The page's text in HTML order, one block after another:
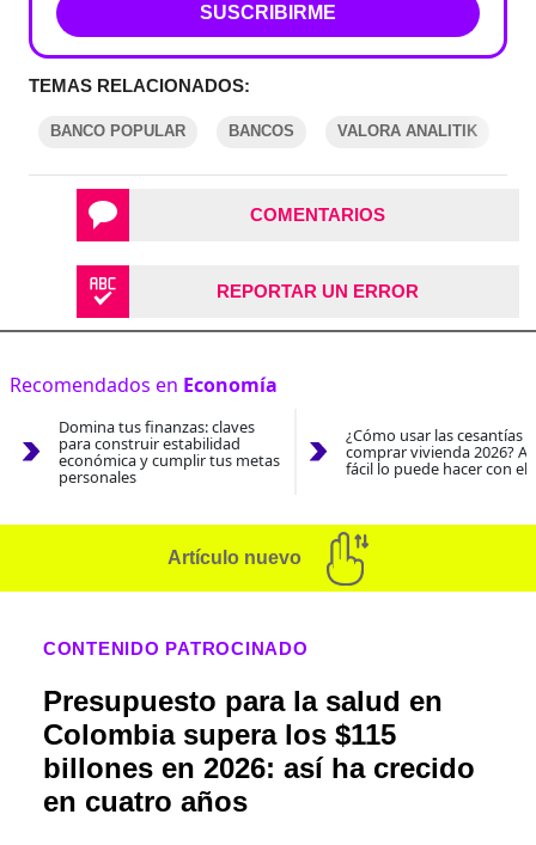
SUSCRIBIRME
TEMAS RELACIONADOS:
BANCO POPULAR BANCOS VALORA ANALITIK
COMENTARIOS
REPORTAR UN ERROR
Recomendados en Economía
Domina tus finanzas: claves
para construir estabilidad
económica y cumplir tus metas
personales
¿Cómo usar las cesantías
comprar vivienda 2026?
fácil lo puede hacer con el
Artículo nuevo
CONTENIDO PATROCINADO
Presupuesto para la salud en
Colombia supera los $115
billones en 2026: así ha crecido
en cuatro años